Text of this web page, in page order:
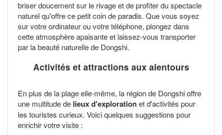
briser doucement sur le rivage et de profiter du spectacle
naturel qu'offre ce petit coin de paradis. Que vous soyez
sur votre ordinateur ou votre téléphone, plongez dans
cette atmosphère apaisante et laissez-vous transporter
par la beauté naturelle de Dongshi.
Activités et attractions aux alentours
En plus de la plage elle-même, la région de Dongshi offre
une multitude de lieux d'explorationet d'activités pour
les touristes curieux. Voici quelques suggestions pour
enrichir votre visite :